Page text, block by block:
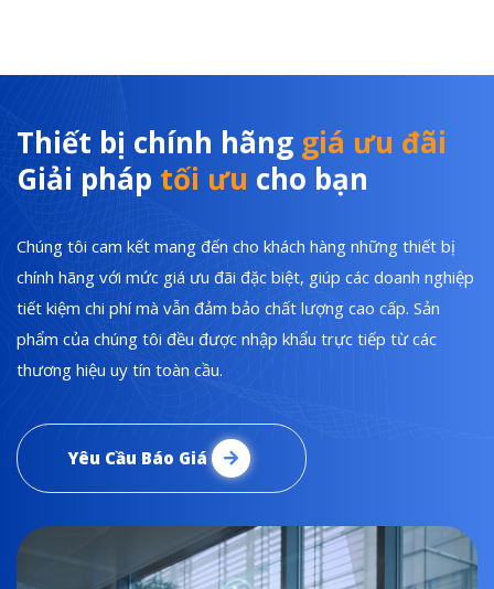
Thiết bị chính hãng giá ưu đãi
Giải pháp tối ưu cho bạn
Chúng tôi cam kết mang đến cho khách hàng những thiết bị
chính hãng với mức giá ưu đãi đặc biệt, giúp các doanh nghiệp
tiết kiệm chi phí mà vẫn đảm bảo chất lượng cao cấp. Sản
phẩm của chúng tôi đều được nhập khẩu trực tiếp từ các
thương hiệu uy tín toàn cầu.
Yêu Cầu Báo Giá